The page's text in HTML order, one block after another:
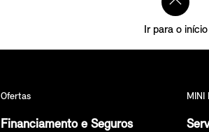
Ir para o início
Ofertas
Financiamento e Seguros
MINI